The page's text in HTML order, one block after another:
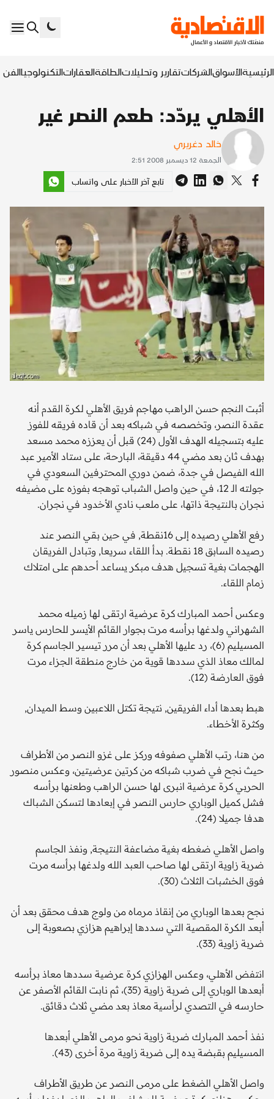
الرئيسيةالأسواقالشركاتتقارير وتحليلاتالطاقةالعقاراتالتكنولوجياالفن
الأهلي يردّد: طعم النصر غير
خالد دغريري
الجمعة 12 ديسمبر 2008 2:51
تابع آخر الأخبار على واتساب
أثبت النجم حسن الراهب مهاجم فريق الأهلي لكرة القدم أنه
عقدة النصر، وتخصصه في شباكه بعد أن قاده فريقه للفوز
عليه بتسجيله الهدف الأول (24) قبل أن يعززه محمد مسعد
بهدف ثان بعد مضي 44 دقيقة، البارحة، على ستاد الأمير عبد
الله الفيصل في جدة، ضمن دوري المحترفين السعودي في
جولته الـ 12، في حين واصل الشباب توهجه بفوزه على مضيفه
نجران بالنتيجة ذاتها، على ملعب نادي الأخدود في نجران.
رفع الأهلي رصيده إلى 16نقطة, في حين بقي النصر عند
رصيده السابق 18 نقطة. بدأ اللقاء سريعا, وتبادل الفريقان
الهجمات بغية تسجيل هدف مبكر يساعد أحدهم على امتلاك
زمام اللقاء.
وعكس أحمد المبارك كرة عرضية ارتقى لها زميله محمد
الشهراني ولدغها برأسه مرت بجوار القائم الأيسر للحارس ياسر
المسيليم (6)، رد عليها الأهلي بعد أن مرر تيسير الجاسم كرة
لمالك معاذ الذي سددها قوية من خارج منطقة الجزاء مرت
فوق العارضة (12).
هبط بعدها أداء الفريقين, نتيجة تكتل اللاعبين وسط الميدان,
وكثرة الأخطاء.
من هنا، رتب الأهلي صفوفه وركز على غزو النصر من الأطراف
حيث نجح في ضرب شباكه من كرتين عرضيتين، وعكس منصور
الحربي كرة عرضية انبرى لها حسن الراهب وطعنها برأسه
فشل كميل الوباري حارس النصر في إبعادها لتسكن الشباك
هدفا جميلا (24).
واصل الأهلي ضغطه بغية مضاعفة النتيجة, ونفذ الجاسم
ضربة زاوية ارتقى لها صاحب العبد الله ولدغها برأسه مرت
فوق الخشبات الثلاث (30).
نجح بعدها الوباري من إنقاذ مرماه من ولوج هدف محقق بعد أن
أبعد الكرة المقصية التي سددها إبراهيم هزازي بصعوبة إلى
ضربة زاوية (33).
انتفض الأهلي، وعكس الهزازي كرة عرضية سددها معاذ برأسه
أبعدها الوباري إلى ضربة زاوية (35)، ثم نابت القائم الأصفر عن
حارسه في التصدي لرأسية معاذ بعد مضي ثلاث دقائق.
نفذ أحمد المبارك ضربة زاوية نحو مرمى الأهلي أبعدها
المسيليم بقبضة يده إلى ضربة زاوية مرة أخرى (43).
واصل الأهلي الضغط على مرمى النصر عن طريق الأطراف